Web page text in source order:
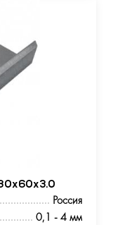
Россия
0,1 - 4 мм